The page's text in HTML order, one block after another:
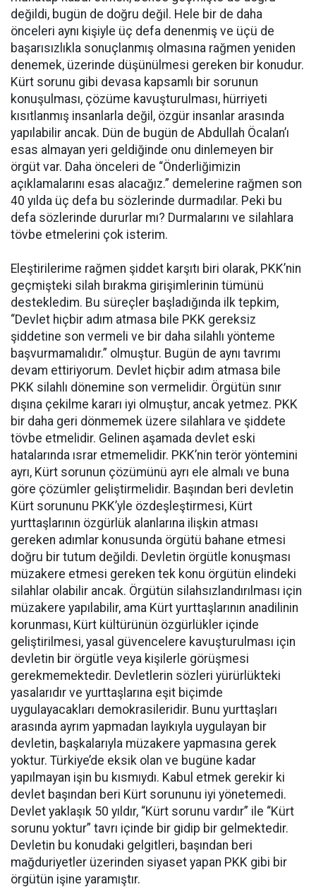
değildi, bugün de doğru değil. Hele bir de daha
önceleri aynı kişiyle üç defa denenmiş ve üçü de
başarısızlıkla sonuçlanmış olmasına rağmen yeniden
denemek, üzerinde düşünülmesi gereken bir konudur.
Kürt sorunu gibi devasa kapsamlı bir sorunun
konuşulması, çözüme kavuşturulması, hürriyeti
kısıtlanmış insanlarla değil, özgür insanlar arasında
yapılabilir ancak. Dün de bugün de Abdullah Öcalan’ı
esas almayan yeri geldiğinde onu dinlemeyen bir
örgüt var. Daha önceleri de “Önderliğimizin
açıklamalarını esas alacağız.” demelerine rağmen son
40 yılda üç defa bu sözlerinde durmadılar. Peki bu
defa sözlerinde dururlar mı? Durmalarını ve silahlara
tövbe etmelerini çok isterim.
Eleştirilerime rağmen şiddet karşıtı biri olarak, PKK’nin
geçmişteki silah bırakma girişimlerinin tümünü
destekledim. Bu süreçler başladığında ilk tepkim,
“Devlet hiçbir adım atmasa bile PKK gereksiz
şiddetine son vermeli ve bir daha silahlı yönteme
başvurmamalıdır.” olmuştur. Bugün de aynı tavrımı
devam ettiriyorum. Devlet hiçbir adım atmasa bile
PKK silahlı dönemine son vermelidir. Örgütün sınır
dışına çekilme kararı iyi olmuştur, ancak yetmez. PKK
bir daha geri dönmemek üzere silahlara ve şiddete
tövbe etmelidir. Gelinen aşamada devlet eski
hatalarında ısrar etmemelidir. PKK’nin terör yöntemini
ayrı, Kürt sorunun çözümünü ayrı ele almalı ve buna
göre çözümler geliştirmelidir. Başından beri devletin
Kürt sorununu PKK’yle özdeşleştirmesi, Kürt
yurttaşlarının özgürlük alanlarına ilişkin atması
gereken adımlar konusunda örgütü bahane etmesi
doğru bir tutum değildi. Devletin örgütle konuşması
müzakere etmesi gereken tek konu örgütün elindeki
silahlar olabilir ancak. Örgütün silahsızlandırılması için
müzakere yapılabilir, ama Kürt yurttaşlarının anadilinin
korunması, Kürt kültürünün özgürlükler içinde
geliştirilmesi, yasal güvencelere kavuşturulması için
devletin bir örgütle veya kişilerle görüşmesi
gerekmemektedir. Devletlerin sözleri yürürlükteki
yasalarıdır ve yurttaşlarına eşit biçimde
uygulayacakları demokrasileridir. Bunu yurttaşları
arasında ayrım yapmadan layıkıyla uygulayan bir
devletin, başkalarıyla müzakere yapmasına gerek
yoktur. Türkiye’de eksik olan ve bugüne kadar
yapılmayan işin bu kısmıydı. Kabul etmek gerekir ki
devlet başından beri Kürt sorununu iyi yönetemedi.
Devlet yaklaşık 50 yıldır, “Kürt sorunu vardır” ile “Kürt
sorunu yoktur” tavrı içinde bir gidip bir gelmektedir.
Devletin bu konudaki gelgitleri, başından beri
mağduriyetler üzerinden siyaset yapan PKK gibi bir
örgütün işine yaramıştır.